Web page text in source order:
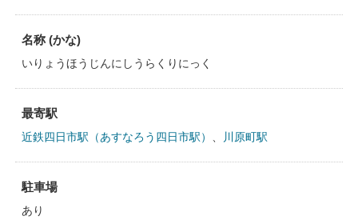
名称 (かな)
いりょうほうじんにしうらくりにっく
最寄駅
近鉄四日市駅（あすなろう四日市駅） 川原町駅
駐車場
あり